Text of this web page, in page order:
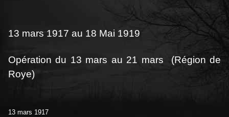
13 mars 1917 au 18 Mai 1919
Opération du 13 mars au 21 mars (Région de
Roye)
13 mars 1917